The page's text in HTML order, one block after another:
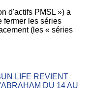
d'actifs PMSL ») a
fermer les séries
(les « séries
LIFE REVIENT
DU 14 AU